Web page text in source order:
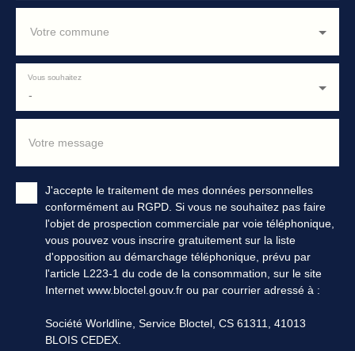
Votre commune
-
Vous souhaitez
Votre message
J'accepte le traitement de mes données personnelles
conformément au RGPD. Si vous ne souhaitez pas faire
l'objet de prospection commerciale par voie téléphonique,
vous pouvez vous inscrire gratuitement sur la liste
d'opposition au démarchage téléphonique, prévu par
l'article L223-1 du code de la consommation, sur le site
Internet www.bloctel.gouv.fr ou par courrier adressé à :
Société Worldline, Service Bloctel, CS 61311, 41013
BLOIS CEDEX.